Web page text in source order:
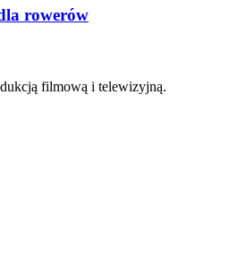
rowerów
filmową i telewizyjną.